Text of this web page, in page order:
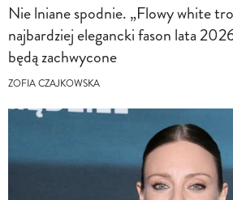
Nie lniane spodnie. „Flowy white
najbardziej elegancki fason lata
będą zachwycone
ZOFIA CZAJKOWSKA